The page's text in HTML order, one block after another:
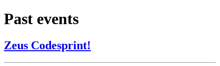
Past events
Zeus Codesprint!